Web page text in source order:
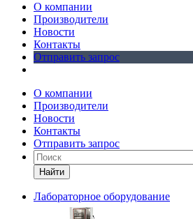
О компании
Производители
Новости
Контакты
Отправить запрос
О компании
Производители
Новости
Контакты
Отправить запрос
Найти
Лабораторное оборудование